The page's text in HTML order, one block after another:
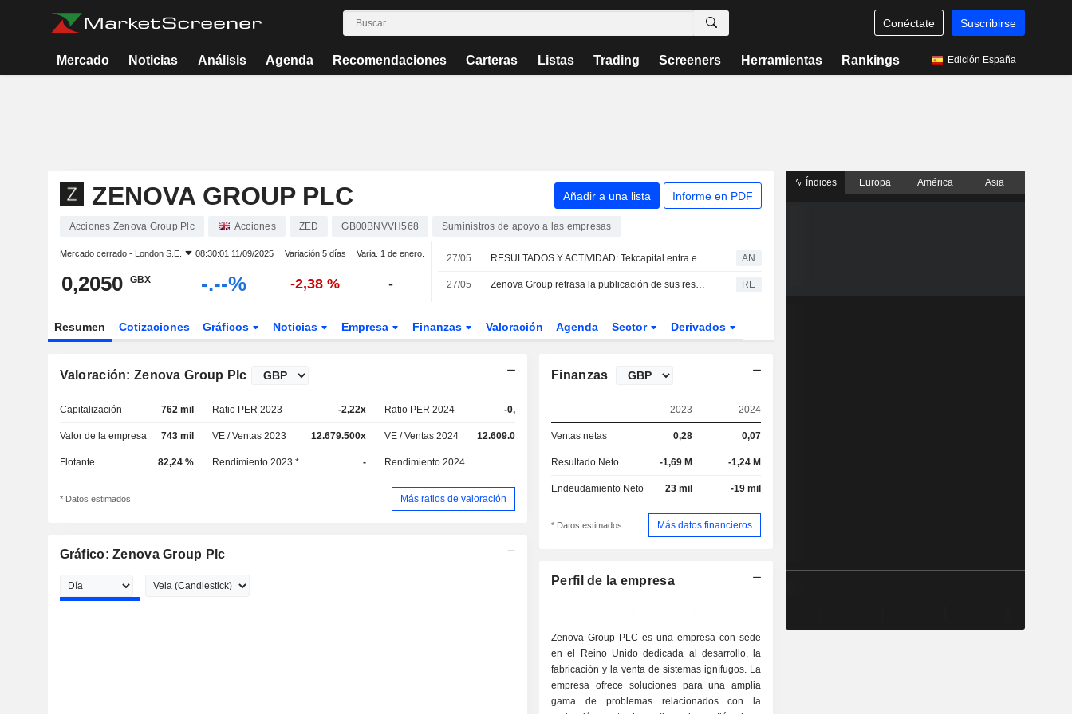
Conéctate Suscribirse
Mercado Noticias Análisis Agenda Recomendaciones Carteras Listas Trading Screeners Herramientas Rankings Edición España
ZENOVA GROUP PLC Añadir a una lista Informe en PDF
Acciones Zenova Group Plc Acciones ZED GB00BNVVH568 Suministros de apoyo a las empresas
Mercado cerrado - London S.E. 08:30:01 11/09/2025 Variación 5 días Varia. 1 de enero.
0,2050 GBX -.--% -2,38 % -
27/05 RESULTADOS Y ACTIVIDAD: Tekcapital entra en pérdidas; novedades de Abingdon US AN
27/05 Zenova Group retrasa la publicación de sus resultados anuales auditados correspondientes al ejercicio cerrado el 30 de noviembre de 2025 RE
Resumen Cotizaciones Gráficos Noticias Empresa Finanzas Valoración Agenda Sector Derivados
Valoración: Zenova Group Plc
Capitalización 762 mil Ratio PER 2023 -2,22x Ratio PER 2024 -0,63x
Valor de la empresa 743 mil VE / Ventas 2023 12.679.500x VE / Ventas 2024 12.609.000x
Flotante 82,24 % Rendimiento 2023 * - Rendimiento 2024
* Datos estimados Más ratios de valoración
Gráfico: Zenova Group Plc
Finanzas
2023 2024
Ventas netas 0,28 0,07
Resultado Neto -1,69 M -1,24 M
Endeudamiento Neto 23 mil -19 mil
* Datos estimados Más datos financieros
Perfil de la empresa
Zenova Group PLC es una empresa con sede
en el Reino Unido dedicada al desarrollo, la
fabricación y la venta de sistemas ignífugos. La
empresa ofrece soluciones para una amplia
gama de problemas relacionados con la
Índices Europa América Asia